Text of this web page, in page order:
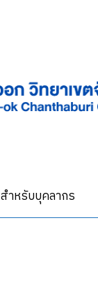
สำหรับบุคลากร